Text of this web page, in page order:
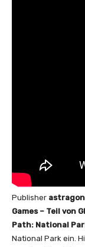
Publisher
Games – Teil von
Path: National
National Park ein.